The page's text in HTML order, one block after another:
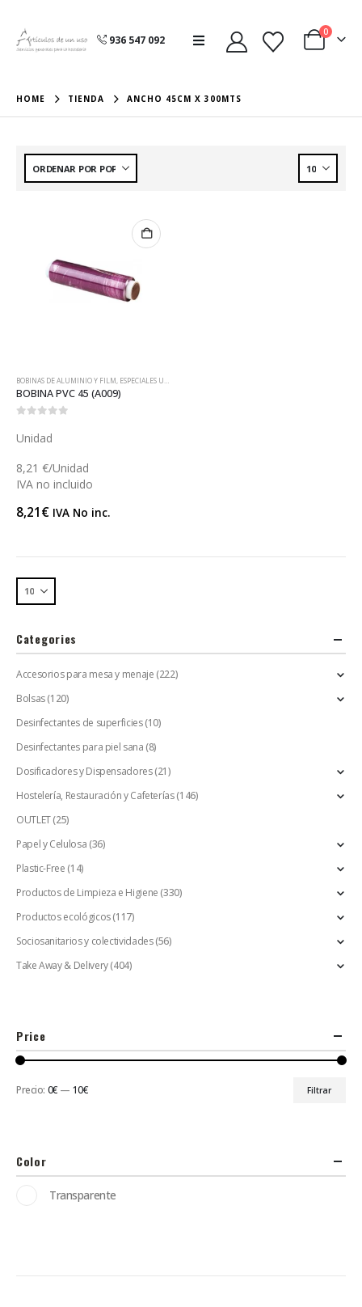
936 547 092
0
HOME TIENDA ANCHO 45CM X 300MTS
BOBINAS DE ALUMINIO Y FILM, ESPECIALES UN SOLO USO
BOBINA PVC 45 (A009)
Unidad
8,21 €/Unidad
IVA no incluido
8,21€ IVA No inc.
Categories
Accesorios para mesa y menaje (222)
Bolsas(120)
Desinfectantes de superficies (10)
Desinfectantes para piel sana (8)
Dosificadores y Dispensadores (21)
Hostelería, Restauración y Cafeterías(146)
OUTLET(25)
Papel y Celulosa (36)
Plastic-Free (14)
Productos de Limpieza e Higiene (330)
Productos ecológicos(117)
Sociosanitarios y colectividades (56)
Take Away & Delivery(404)
Price
Filtrar
Precio: 0€ — 10€
Color
Transparente